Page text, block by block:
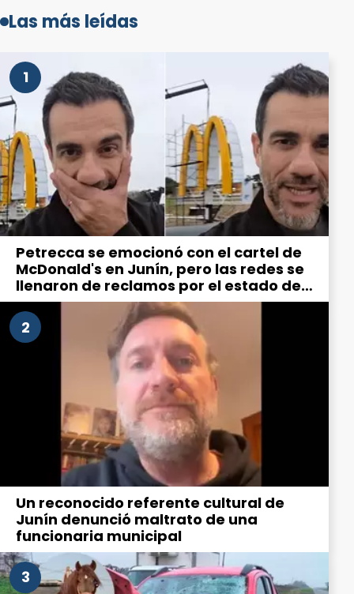
Las más leídas
1
Petrecca se emocionó con el cartel de
McDonald's en Junín, pero las redes se
llenaron de reclamos por el estado de
la ciudad
2
Un reconocido referente cultural de
Junín denunció maltrato de una
funcionaria municipal
3